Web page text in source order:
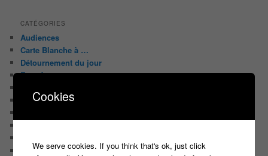
CATÉGORIES
Audiences
Carte Blanche à …
Détournement du jour
Enquête
L'analyse de Javier
Le courrier des lecteurs
Cookies
We serve cookies. If you think that's ok, just click